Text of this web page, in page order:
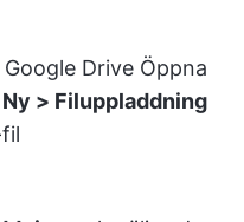
Drive Öppna
Ny > Filuppladdning